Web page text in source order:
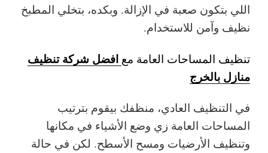
اللي بتكون صعبة في الإزالة. وبكده، بتخلي المطبخ
نظيف وآمن للاستخدام.
تنظيف المساحات العامة مع افضل شركة تنظيف
منازل بالخرج
في التنظيف العادي، منظفك بيقوم بترتيب
المساحات العامة زي وضع الأشياء في مكانها
وتنظيف الأرضيات ومسح الأسطح. لكن في حالة